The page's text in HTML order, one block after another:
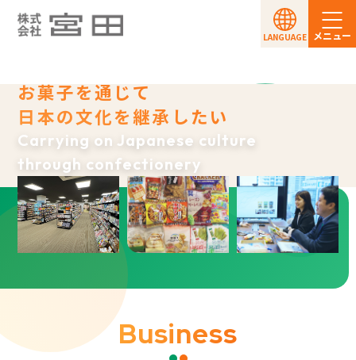
LANGUAGE メニュー
Carrying on Japanese culture
through confectionery
お菓子を通じて
日本の文化を継承したい
Business